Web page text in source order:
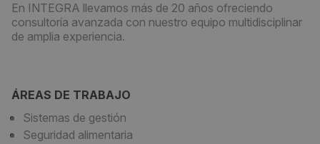
En INTEGRA llevamos más de 20 años ofreciendo
consultoría avanzada con nuestro equipo multidisciplinar
de amplia experiencia.
ÁREAS DE TRABAJO
Sistemas de gestión
Seguridad alimentaria